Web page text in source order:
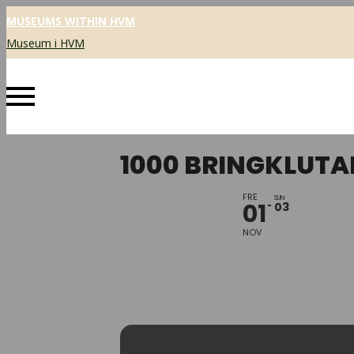
MUSEUMS WITHIN HVM
Museum i HVM
1000
FRE
01
NOV
SUN
03